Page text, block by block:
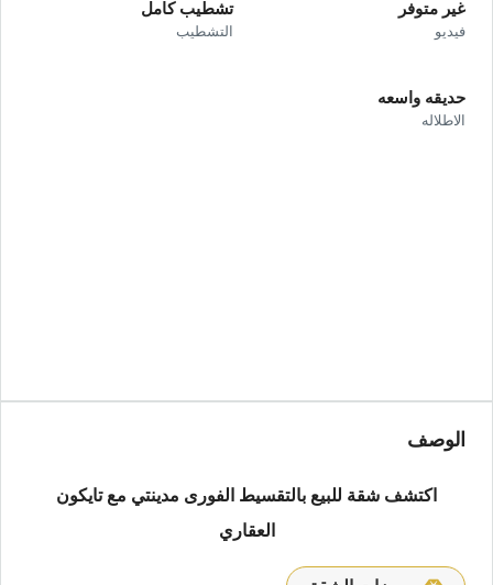
غير متوفر
فيديو
تشطيب كامل
التشطيب
حديقه واسعه
الاطلاله
الوصف
اكتشف شقة للبيع بالتقسيط الفورى مدينتي مع تايكون
العقاري